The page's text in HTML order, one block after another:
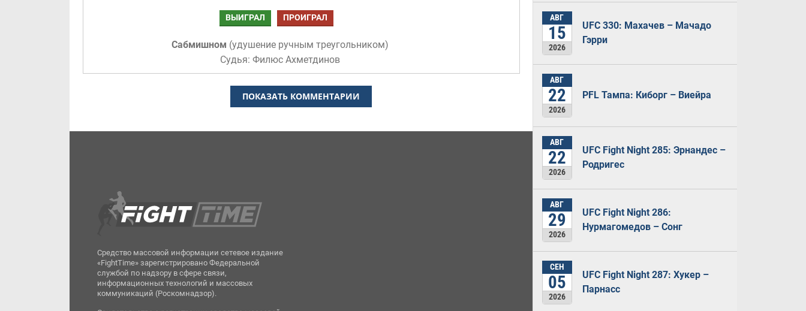
ВЫИГРАЛ ПРОИГРАЛ
Сабмишном (удушение ручным треугольником)
Судья: Филюс Ахметдинов
ПОКАЗАТЬ КОММЕНТАРИИ
АВГ
15
2026
UFC 330: Махачев – Мачадо
Гэрри
АВГ
22
2026
PFL Тампа: Киборг – Виейра
АВГ
22
2026
UFC Fight Night 285: Эрнандес –
Родригес
АВГ
29
2026
UFC Fight Night 286:
Нурмагомедов – Сонг
СЕН
05
2026
UFC Fight Night 287: Хукер –
Парнасс
Средство массовой информации сетевое издание
«FightTime» зарегистрировано Федеральной
службой по надзору в сфере связи,
информационных технологий и массовых
коммуникаций (Роскомнадзор).